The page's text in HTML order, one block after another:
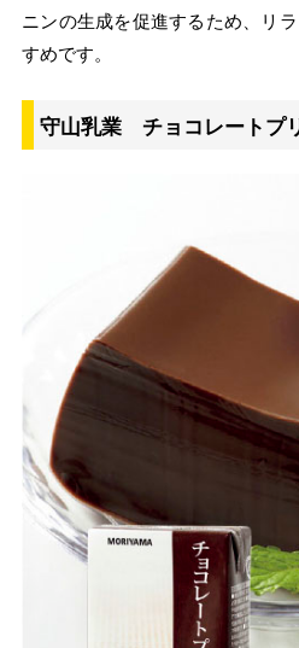
ニンの生成を促進するため、リ
すめです。
守山乳業 チョコレートプ